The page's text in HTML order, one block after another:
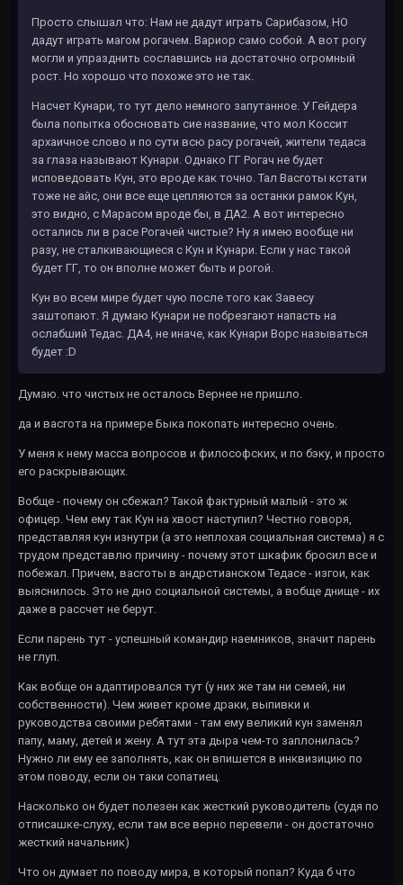
Просто слышал что: Нам не дадут играть Сарибазом, НО
дадут играть магом рогачем. Вариор само собой. А вот рогу
могли и упразднить сославшись на достаточно огромный
рост. Но хорошо что похоже это не так.
Насчет Кунари, то тут дело немного запутанное. У Гейдера
была попытка обосновать сие название, что мол Коссит
архаичное слово и по сути всю расу рогачей, жители тедаса
за глаза называют Кунари. Однако ГГ Рогач не будет
исповедовать Кун, это вроде как точно. Тал Васготы кстати
тоже не айс, они все еще цепляются за останки рамок Кун,
это видно, с Марасом вроде бы, в ДА2. А вот интересно
остались ли в расе Рогачей чистые? Ну я имею вообще ни
разу, не сталкивающиеся с Кун и Кунари. Если у нас такой
будет ГГ, то он вполне может быть и рогой.
Кун во всем мире будет чую после того как Завесу
заштопают. Я думаю Кунари не побрезгают напасть на
ослабший Тедас. ДА4, не иначе, как Кунари Ворс называться
будет :D
Думаю. что чистых не осталось Вернее не пришло.
да и васгота на примере Быка покопать интересно очень.
У меня к нему масса вопросов и философских, и по бэку, и просто
его раскрывающих.
Вобще - почему он сбежал? Такой фактурный малый - это ж
офицер. Чем ему так Кун на хвост наступил? Честно говоря,
представляя кун изнутри (а это неплохая социальная система) я с
трудом представлю причину - почему этот шкафик бросил все и
побежал. Причем, васготы в андрстианском Тедасе - изгои, как
выяснилось. Это не дно социальной системы, а вобще днище - их
даже в рассчет не берут.
Если парень тут - успешный командир наемников, значит парень
не глуп.
Как вобще он адаптировался тут (у них же там ни семей, ни
собственности). Чем живет кроме драки, выпивки и
руководства своими ребятами - там ему великий кун заменял
папу, маму, детей и жену. А тут эта дыра чем-то заплонилась?
Нужно ли ему ее заполнять, как он впишется в инквизицию по
этом поводу, если он таки сопатиец.
Насколько он будет полезен как жесткий руководитель (судя по
отписашке-слуху, если там все верно перевели - он достаточно
жесткий начальник)
Что он думает по поводу мира, в который попал? Куда б что